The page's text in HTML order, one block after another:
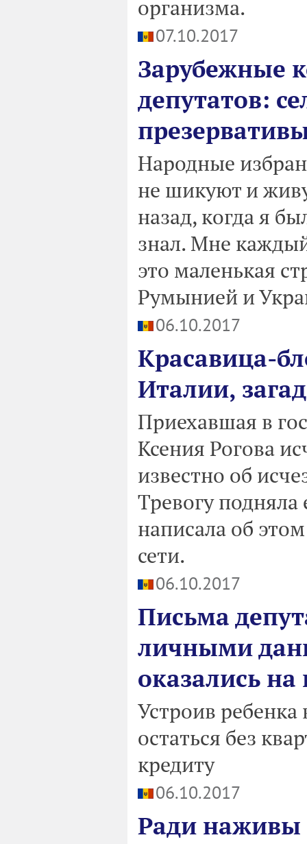
организма.
07.10.2017
Зарубежные
депутатов:
Народные
не шикуют и
назад, когда я
знал. Мне
это маленькая
Румынией и
06.10.2017
Красавица-
Италии,
Приехавшая в
Ксения Рогова
известно об
Тревогу подняла
написала об
сети.
06.10.2017
Письма
личными
оказались
Устроив ребенка
остаться без
кредиту
06.10.2017
Ради наживы